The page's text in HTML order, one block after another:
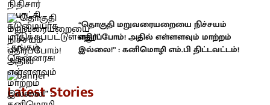
“தொகுதி மறுவரையறையை நிச்சயம்
எதிர்ப்போம்! அதில் எள்ளளவும் மாற்றம்
இல்லை!” : கனிமொழி எம்.பி திட்டவட்டம்!
Latest Stories